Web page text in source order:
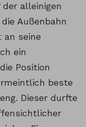
der alleinigen
Außenbahn
an seine
ein
Position
beste
Dieser durfte